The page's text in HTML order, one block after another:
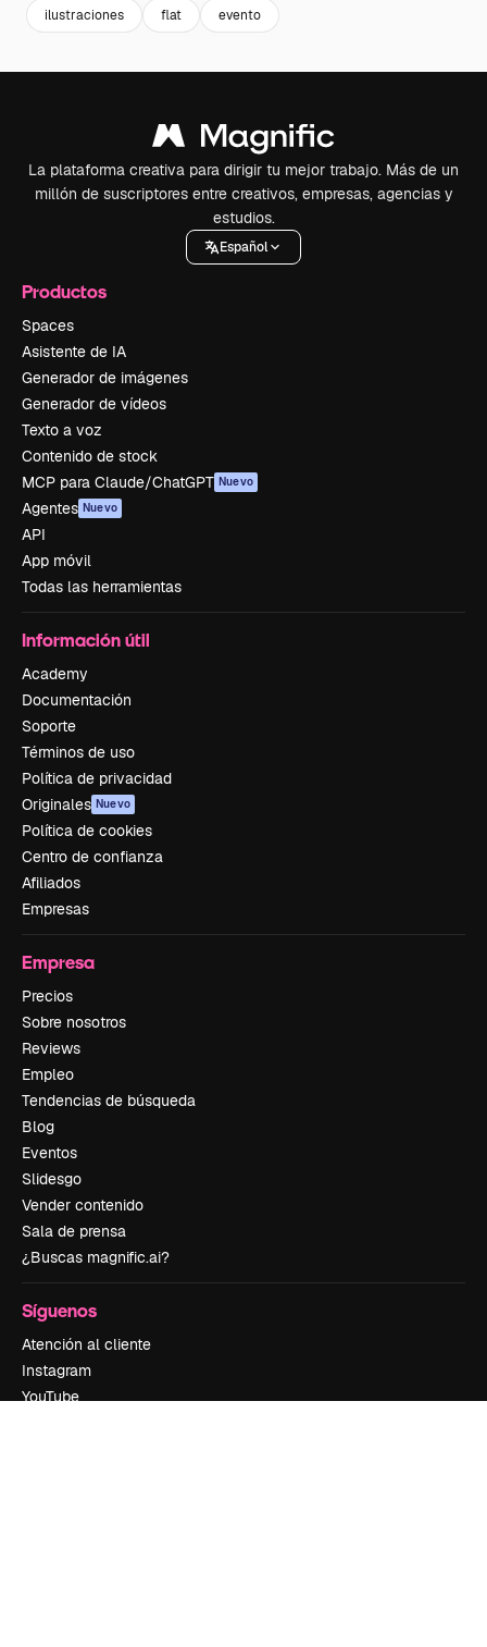
ilustraciones flat evento
La plataforma creativa para dirigir tu mejor trabajo. Más de un
millón de suscriptores entre creativos, empresas, agencias y
estudios.
Español
Productos
Spaces
Asistente de IA
Generador de imágenes
Generador de vídeos
Texto a voz
Contenido de stock
MCP para Claude/ChatGPT Nuevo
Agentes Nuevo
API
App móvil
Todas las herramientas
Información útil
Academy
Documentación
Soporte
Términos de uso
Política de privacidad
Originales Nuevo
Política de cookies
Centro de confianza
Afiliados
Empresas
Empresa
Precios
Sobre nosotros
Reviews
Empleo
Tendencias de búsqueda
Blog
Eventos
Slidesgo
Vender contenido
Sala de prensa
¿Buscas magnific.ai?
Síguenos
Atención al cliente
Instagram
YouTube